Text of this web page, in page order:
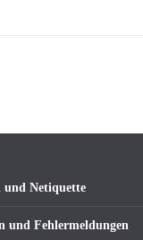
Netiquette
und Fehlermeldungen